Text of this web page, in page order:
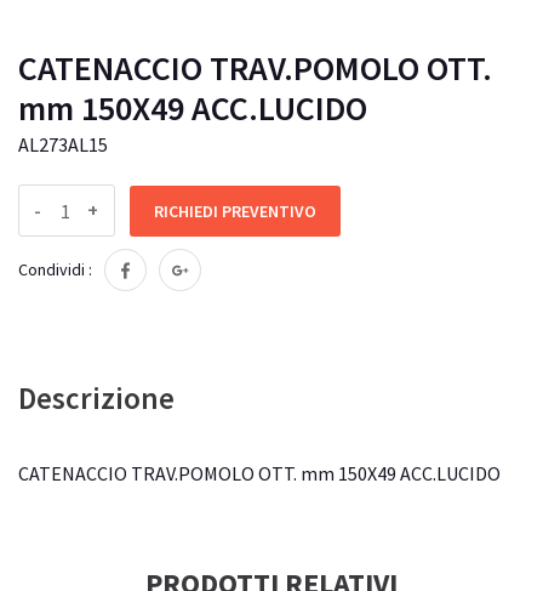
CATENACCIO TRAV.POMOLO OTT.
mm 150X49 ACC.LUCIDO
AL273AL15
- + RICHIEDI PREVENTIVO
Condividi :
Descrizione
CATENACCIO TRAV.POMOLO OTT. mm 150X49 ACC.LUCIDO